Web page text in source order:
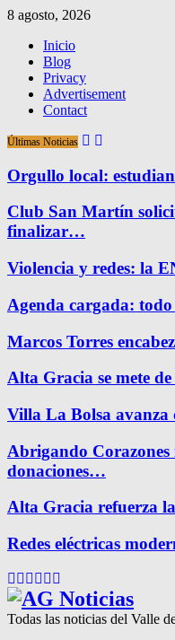
8 agosto, 2026
Inicio
Blog
Privacy
Advertisement
Contact
Últimas Noticias
Orgullo local:
Club San Martín
finalizar…
Violencia y redes: la
Agenda cargada:
Marcos Torres
Alta Gracia se mete
Villa La Bolsa avanza
Abrigando Corazones
donaciones…
Alta Gracia refuerza
Redes eléctricas
Facebook
Twitter
Instagram
Pinterest
Google
Todas las noticias del Valle